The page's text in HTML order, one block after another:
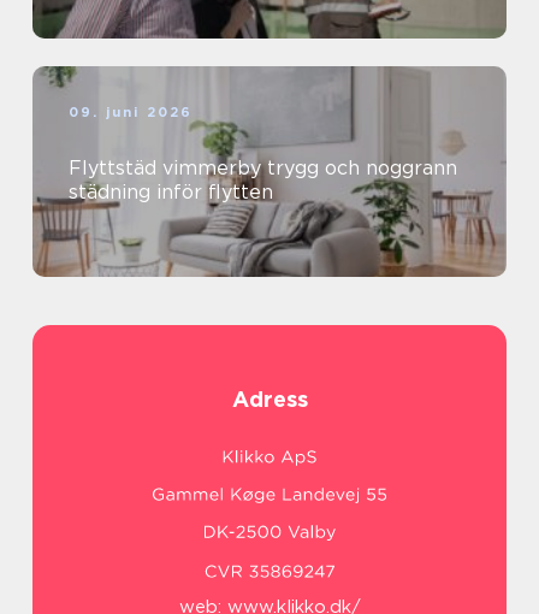
09. juni 2026
Flyttstäd vimmerby trygg och noggrann
städning inför flytten
Adress
web: www.klikko.dk/